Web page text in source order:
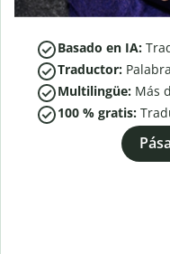
Basado en IA:
Traductor:
Multilingüe: Más
100 % gratis: